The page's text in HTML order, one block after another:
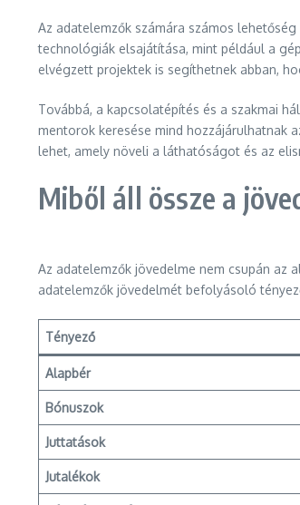
Az adatelemzők számára számos
technológiák elsajátítása, mint például a
elvégzett projektek is segíthetnek abban,
Továbbá, a kapcsolatépítés és a szakmai
mentorok keresése mind hozzájárulhatnak
lehet, amely növeli a láthatóságot és az
Miből áll össze a
Az adatelemzők jövedelme nem csupán az
adatelemzők jövedelmét befolyásoló
Tényező
Alapbér
Bónuszok
Juttatások
Jutalékok